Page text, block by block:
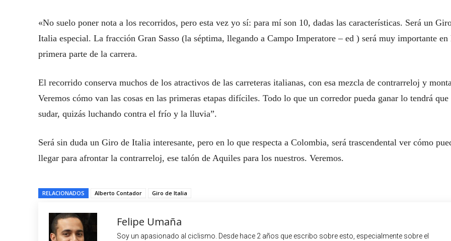
«No suelo poner nota a los recorridos, pero esta vez yo sí: para mí son 10, dadas las características. Será un
Italia especial. La fracción Gran Sasso (la séptima, llegando a Campo Imperatore – ed ) será muy importante en
primera parte de la carrera.
El recorrido conserva muchos de los atractivos de las carreteras italianas, con esa mezcla de contrarreloj y
Veremos cómo van las cosas en las primeras etapas difíciles. Todo lo que un corredor pueda ganar lo tendrá que
sudar, quizás luchando contra el frío y la lluvia”.
Será sin duda un Giro de Italia interesante, pero en lo que respecta a Colombia, será trascendental ver cómo
llegar para afrontar la contrarreloj, ese talón de Aquiles para los nuestros. Veremos.
RELACIONADOS Alberto Contador Giro de Italia
Felipe Umaña
Soy un apasionado al ciclismo. Desde hace 2 años que escribo sobre esto, especialmente sobre el